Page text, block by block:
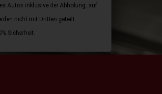
Autos inklusive der Abholung, auf
nicht mit Dritten geteilt.
Sicherheit.